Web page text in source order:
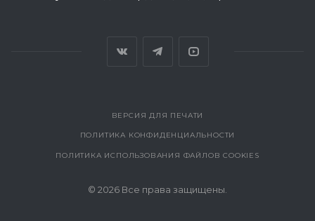
ВЕРСИЯ ДЛЯ ПЕЧАТИ
ПОЛИТИКА КОНФИДЕНЦИАЛЬНОСТИ
ПОЛИТИКА ИСПОЛЬЗОВАНИЯ ФАЙЛОВ COOKIES
© 2026 Все права защищены.